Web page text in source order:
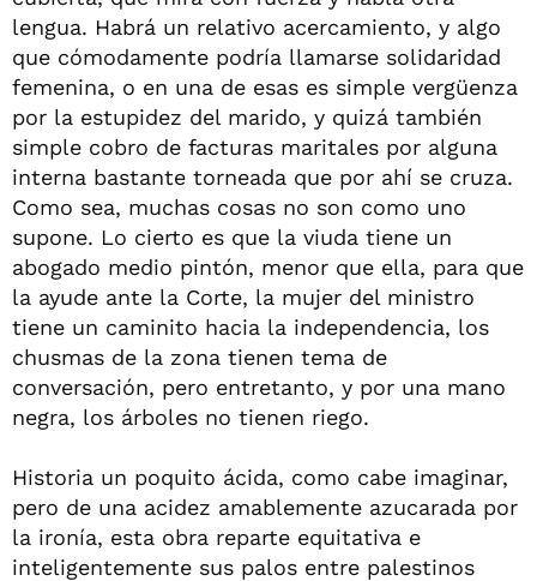
lengua. Habrá un relativo acercamiento, y algo
que cómodamente podría llamarse solidaridad
femenina, o en una de esas es simple vergüenza
por la estupidez del marido, y quizá también
simple cobro de facturas maritales por alguna
interna bastante torneada que por ahí se cruza.
Como sea, muchas cosas no son como uno
supone. Lo cierto es que la viuda tiene un
abogado medio pintón, menor que ella, para que
la ayude ante la Corte, la mujer del ministro
tiene un caminito hacia la independencia, los
chusmas de la zona tienen tema de
conversación, pero entretanto, y por una mano
negra, los árboles no tienen riego.
Historia un poquito ácida, como cabe imaginar,
pero de una acidez amablemente azucarada por
la ironía, esta obra reparte equitativa e
inteligentemente sus palos entre palestinos